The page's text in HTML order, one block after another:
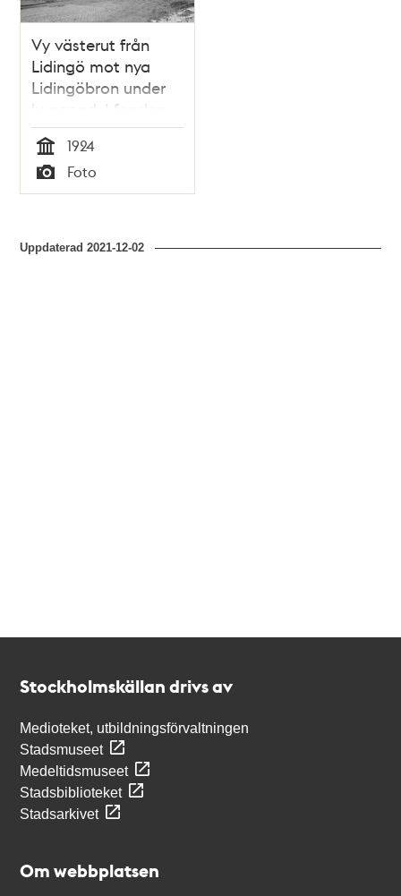
Vy västerut från
Lidingö mot nya
Lidingöbron under
byggnad. I fonden
Hjorthagen och
Värtagasverket.
Tid
1924
Typ
Foto
Uppdaterad2021-12-02
Stockholmskällan drivs av
Medioteket, utbildningsförvaltningen
Stadsmuseet
Medeltidsmuseet
Stadsbiblioteket
Stadsarkivet
Om webbplatsen